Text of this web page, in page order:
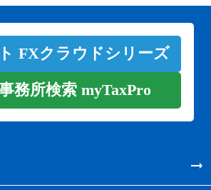
FXクラウドシリーズ
務所検索 myTaxPro